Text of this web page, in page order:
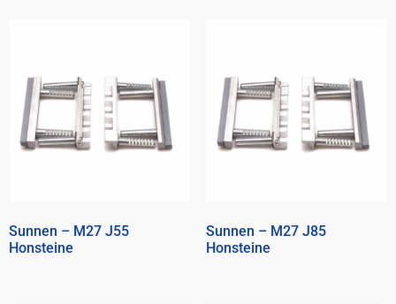
Sunnen – M27 J55
Honsteine
Sunnen – M27 J85
Honsteine